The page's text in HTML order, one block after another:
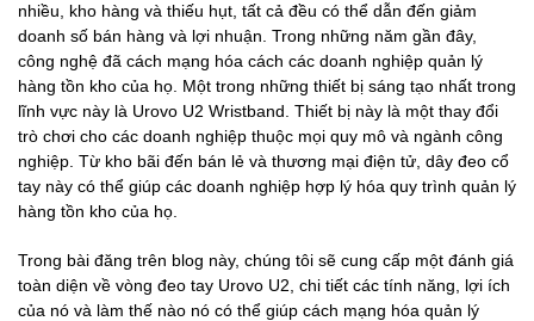
nhiều, kho hàng và thiếu hụt, tất cả đều có thể dẫn đến giảm
doanh số bán hàng và lợi nhuận. Trong những năm gần đây,
công nghệ đã cách mạng hóa cách các doanh nghiệp quản lý
hàng tồn kho của họ. Một trong những thiết bị sáng tạo nhất trong
lĩnh vực này là Urovo U2 Wristband. Thiết bị này là một thay đổi
trò chơi cho các doanh nghiệp thuộc mọi quy mô và ngành công
nghiệp. Từ kho bãi đến bán lẻ và thương mại điện tử, dây đeo cổ
tay này có thể giúp các doanh nghiệp hợp lý hóa quy trình quản lý
hàng tồn kho của họ.
Trong bài đăng trên blog này, chúng tôi sẽ cung cấp một đánh giá
toàn diện về vòng đeo tay Urovo U2, chi tiết các tính năng, lợi ích
của nó và làm thế nào nó có thể giúp cách mạng hóa quản lý